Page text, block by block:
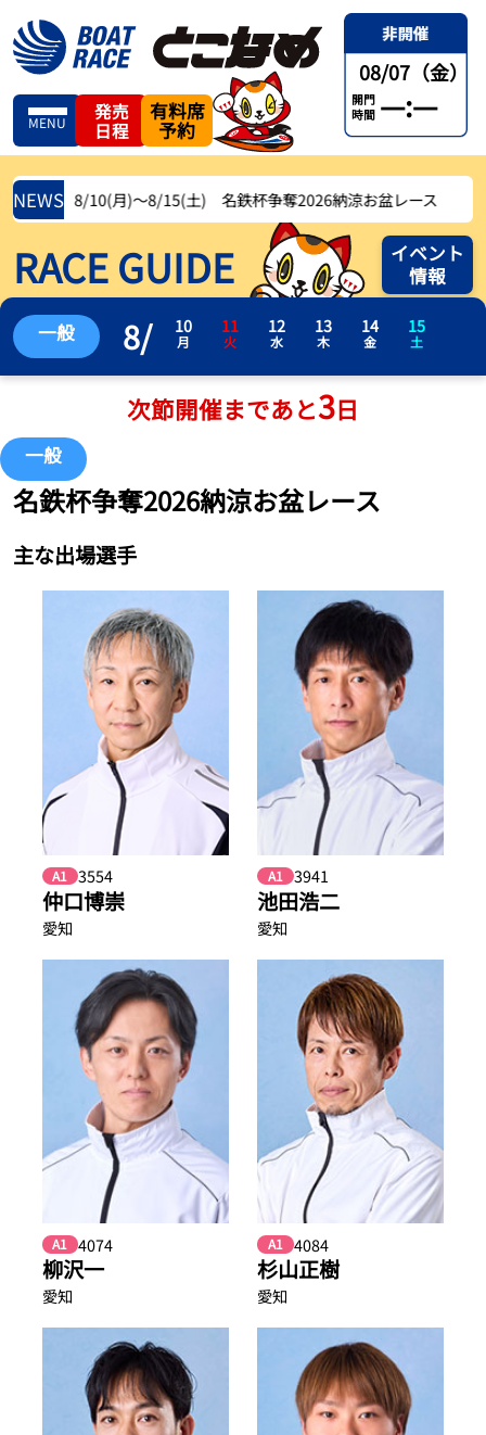
MENU
発売
日程
有料席
予約
08/07（金）
開門
時間 —:—
NEWS8/10(月)〜8/15(土) 名鉄杯争奪2026納涼お盆レース
RACE GUIDE
イベント
情報
一般 8/ 10
月
11
火
12
水
13
木
14
金
15
土
次節開催まであと3日
一般
名鉄杯争奪2026納涼お盆レース
主な出場選手
A1 3554
仲口博崇
愛知
A1 3941
池田浩二
愛知
A1 4074
柳沢一
愛知
A1 4084
杉山正樹
愛知